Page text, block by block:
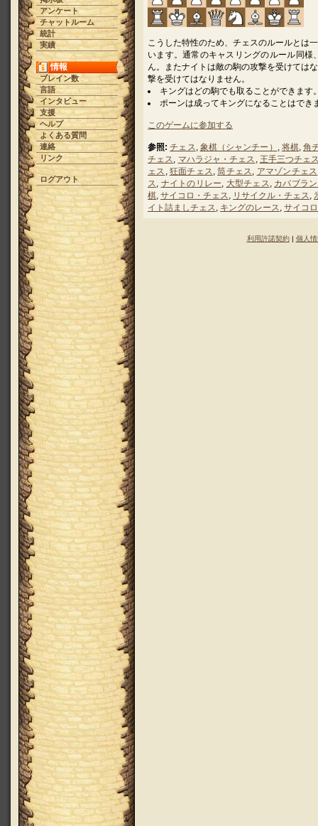
アンケート
チャットルーム
統計
実績
情報
ブレイン数
言語
インタビュー
支援
ヘルプ
よくある質問
連絡
リンク
ログアウト
こうした特性のため、チェスのルールとは
います。通常のキャスリングのルール同
ん。またナイトは敵の駒の攻撃を受けては
撃を受けてはなりません。
キングはどの駒でも取ることができます
ポーンは成ってキングになることはで
このゲームに参加する
参照: チェス, 象棋（シャンチー） , 将棋,角
チェス, マハラジャ・チェス , 王手三つチェ
ェス , 狂面チェス,筒チェス, アマゾンチェス
ス, ナイトのリレー, 大型チェス, カパブラ
棋, サイコロ・チェス, リサイクル・チェス,
イト詰ましチェス, キングのレース, サイコ
利用許諾契約| 個人